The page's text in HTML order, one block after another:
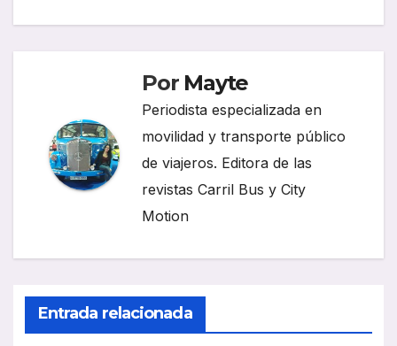
Por Mayte
Periodista especializada en
movilidad y transporte público
de viajeros. Editora de las
revistas Carril Bus y City
Motion
Entrada relacionada